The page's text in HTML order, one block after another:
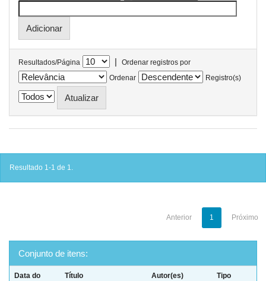
Resultados/Página |
Ordenar registros por
Ordenar
Registro(s)
Resultado 1-1 de 1.
Anterior 1 Próximo
Conjunto de itens:
Data do
Título Autor(es) Tipo